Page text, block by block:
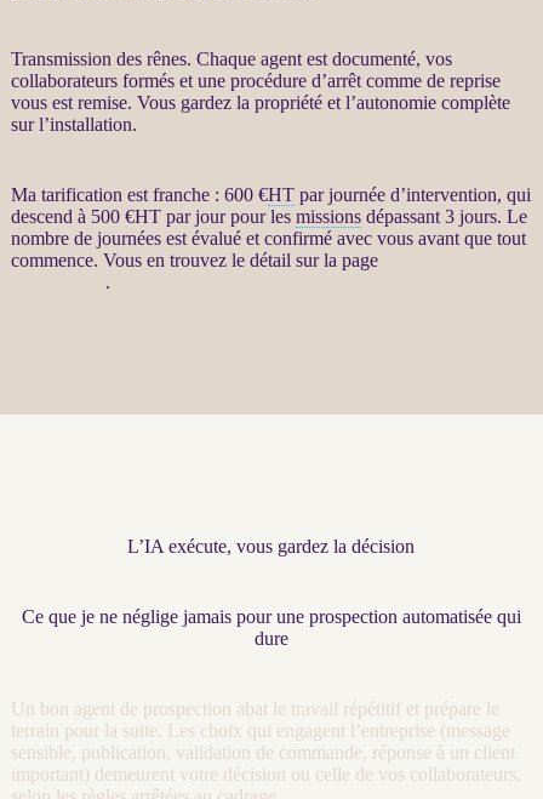
Transmission des rênes. Chaque agentest documenté, vos
collaborateurs formés et une procédure d’arrêt comme de reprise
vous est remise. Vous gardez la propriété et l’autonomie complète
sur l’installation.
Ma tarification est franche : 600 €HTpar journée d’intervention, qui
descend à 500 €HTpar jour pour les missionsdépassant 3 jours. Le
nombre de journées est évalué et confirmé avec vous avant que tout
commence. Vous en trouvez le détail sur la page
.
L’IA exécute, vous gardez la décision
Ce que je ne néglige jamais pour une prospection automatisée qui
dure
Un bon agent de prospection abat le travail répétitif et prépare le
terrain pour la suite. Les choix qui engagent l’entreprise (message
sensible, publication, validation de commande, réponse à un client
important) demeurent votre décision ou celle de vos collaborateurs,